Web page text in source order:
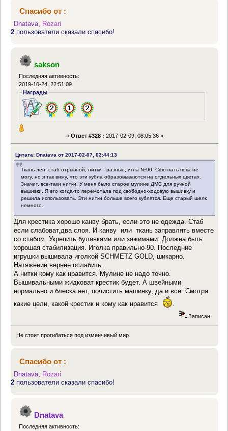
Спасибо от :
Dnatava Rozari
2 пользователи сказали спасибо!
sakson
Последняя активность:
2019-10-24, 22:51:09
Награды
« Ответ #328 : 2017-02-09, 08:05:36 »
Цитата: Dnatava от 2017-02-07, 02:44:13
Ткань лен, стаб отрывной, нитки - разные, игла №90. Сфоткать пока не
могу, но я так вижу, что эти кубла образовываются на отдельных цветах.
Значит, все-таки нитки. У меня было старое мулине ДМС для ручной
вышивки. Я его когда-то перемотала под свободно-ходовую вышивку и
решила использовать. Эти нитки больше всего кублятся. Еще старый шелк
немного.
Для крестика хорошо канву брать, если это не одежда. Стаб
если слабоват,два слоя. И канву или ткань заправлять вместе
со стабом. Укрепить булавками или зажимами. Должна быть
хорошая стабилизация. Иголка правильно-90. Последние
игрушки вышивала иголкой SCHMETZ GOLD, шикарно.
Натяжение вернее ослабить.
А нитки кому как нравится. Мулине не надо точно.
Вышивальными жидковат крестик будет. А швейными
нормально и блеска нет, почистить машинку, да и всё. Смотря
какие цели, какой крестик и кому как нравится
.
Записан
Не стоит прогибаться под изменчивый мир.
Спасибо от :
Dnatava Rozari
2 пользователи сказали спасибо!
Dnatava
Последняя активность: